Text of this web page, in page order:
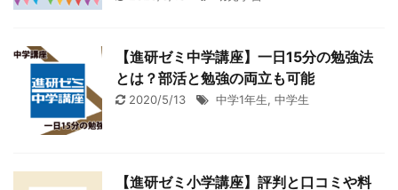
【進研ゼミ中学講座】一日15分の勉強法
とは？部活と勉強の両立も可能
2020/5/13 中学1年生, 中学生
【進研ゼミ小学講座】評判と口コミや料